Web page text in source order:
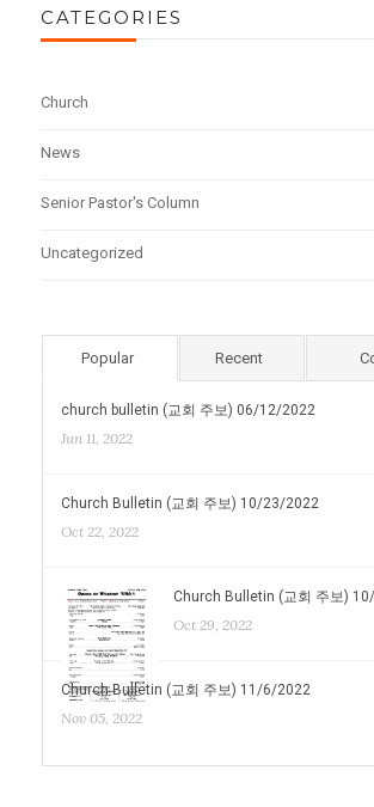
CATEGORIES
Church
News
Senior Pastor's Column
Uncategorized
Popular Recent
church bulletin (교회 주보) 06/12/2022
Jun 11, 2022
Church Bulletin (교회 주보) 10/23/2022
Oct 22, 2022
Church Bulletin (교회 주보)
Oct 29, 2022
Church Bulletin (교회 주보) 11/6/2022
Nov 05, 2022